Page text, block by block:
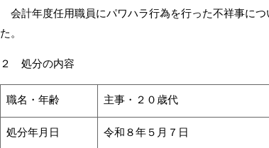
会計年度任用職員にパワハラ行為を行った不祥事に
た。
２ 処分の内容
職名・年齢 主事・２０歳代
処分年月日 令和８年５月７日